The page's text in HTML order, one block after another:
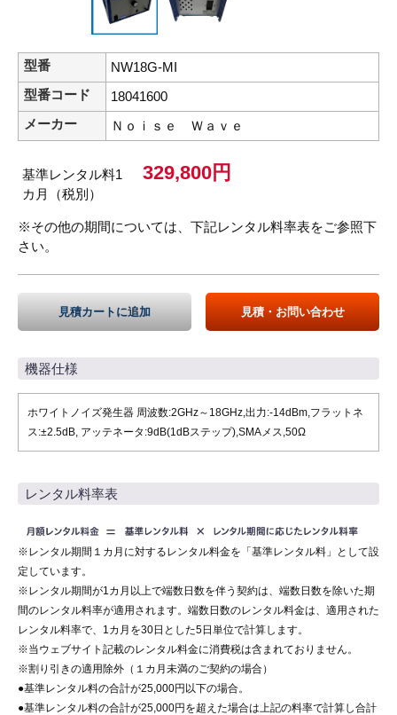
型番
NW18G-MI
型番コード
18041600
メーカー
Ｎｏｉｓｅ Ｗａｖｅ
基準レンタル料1
カ月（税別）
329,800円
※その他の期間については、下記レンタル料率表をご参照下
さい。
見積カートに追加 見積・お問い合わせ
機器仕様
ホワイトノイズ発生器 周波数:2GHz～18GHz,出力:-14dBm,フラットネ
ス:±2.5dB, アッテネータ:9dB(1dBステップ),SMAメス,50Ω
レンタル料率表
※レンタル期間１カ月に対するレンタル料金を「基準レンタル料」として設
定しています。
※レンタル期間が1カ月以上で端数日数を伴う契約は、端数日数を除いた期
間のレンタル料率が適用されます。端数日数のレンタル料金は、適用された
レンタル料率で、1カ月を30日とした5日単位で計算します。
※当ウェブサイト記載のレンタル料金に消費税は含まれておりません。
※割り引きの適用除外（１カ月未満のご契約の場合）
●基準レンタル料の合計が25,000円以下の場合。
●基準レンタル料の合計が25,000円を超えた場合は上記の料率で計算し合計